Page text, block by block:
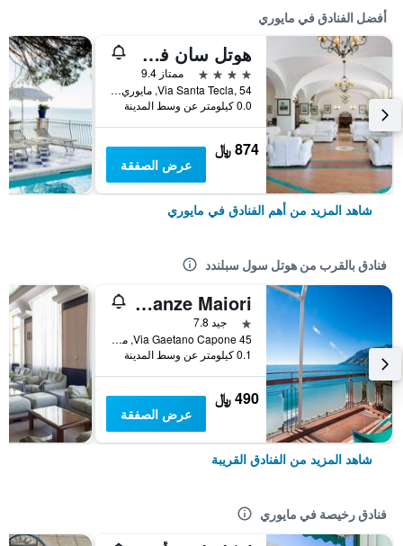
أفضل الفنادق في مايوري
هوتل سان فرانسيسكو
4 نجوم
ممتاز 9.4
Via Santa Tecla, 54, مايوري, مقاطعة ساليرنو, إيطاليا
0.0 كيلومتر عن وسط المدينة
874 ﷼
عرض الصفقة
شاهد المزيد من أهم الفنادق في مايوري
فنادق بالقرب من هوتل سول سبلندد
Casa Vacanze Maiori
نجمة واحدة
جيد 7.8
Via Gaetano Capone 45, مايوري, مقاطعة ساليرنو, إيطاليا
0.1 كيلومتر عن وسط المدينة
490 ﷼
عرض الصفقة
شاهد المزيد من الفنادق القريبة
فنادق رخيصة في مايوري